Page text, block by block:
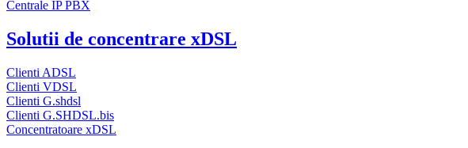
Centrale IP PBX
Solutii de concentrare xDSL
Clienti ADSL
Clienti VDSL
Clienti G.shdsl
Clienti G.SHDSL.bis
Concentratoare xDSL